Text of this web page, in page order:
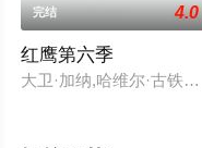
完结 4.0
红鹰第六季
大卫·加纳,哈维尔·古铁